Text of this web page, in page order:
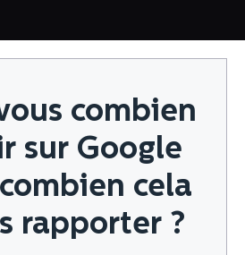
combien
sur Google
cela
rapporter ?